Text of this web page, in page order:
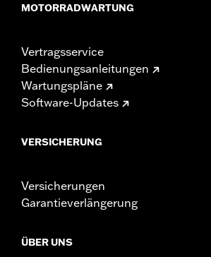
MOTORRADWARTUNG
Vertragsservice
Bedienungsanleitungen
Wartungspläne
Software-Updates
VERSICHERUNG
Versicherungen
Garantieverlängerung
ÜBER UNS